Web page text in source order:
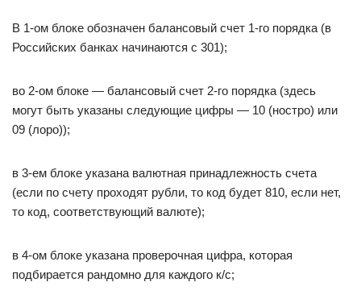
В 1-ом блоке обозначен балансовый счет 1-го порядка (в
Российских банках начинаются с 301);
во 2-ом блоке — балансовый счет 2-го порядка (здесь
могут быть указаны следующие цифры — 10 (ностро) или
09 (лоро));
в 3-ем блоке указана валютная принадлежность счета
(если по счету проходят рубли, то код будет 810, если нет,
то код, соответствующий валюте);
в 4-ом блоке указана проверочная цифра, которая
подбирается рандомно для каждого к/с;